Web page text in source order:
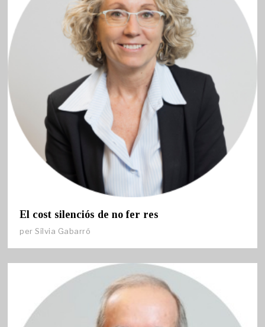
El cost silenciós de no fer res
perSílvia Gabarró